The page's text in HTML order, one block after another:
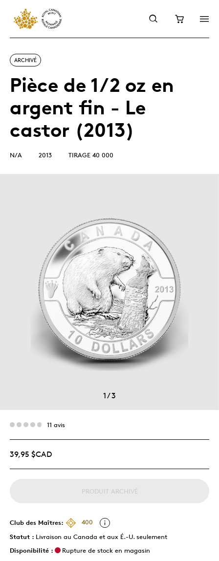
ARCHIVÉ
Pièce de 1/2 oz en
argent fin - Le
castor (2013)
N/A 2013 TIRAGE 40 000
1/3
11 avis
39,95 $CAD
PRODUIT ARCHIVÉ
Club des Maîtres:
400
Statut : Livraison au Canada et aux É.-U. seulement
Disponibilité :
Rupture de stock en magasin